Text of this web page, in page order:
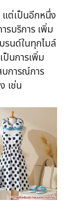
แต่เป็นอีกหนึ่ง
บริการ เพิ่ม
รนด์ในทุกไมล์
นการเพิ่ม
บการณ์การ
เช่น